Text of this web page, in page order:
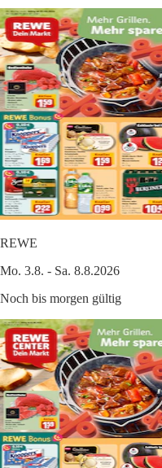
REWE
Mo. 3.8. - Sa. 8.8.2026
Noch bis morgen gültig